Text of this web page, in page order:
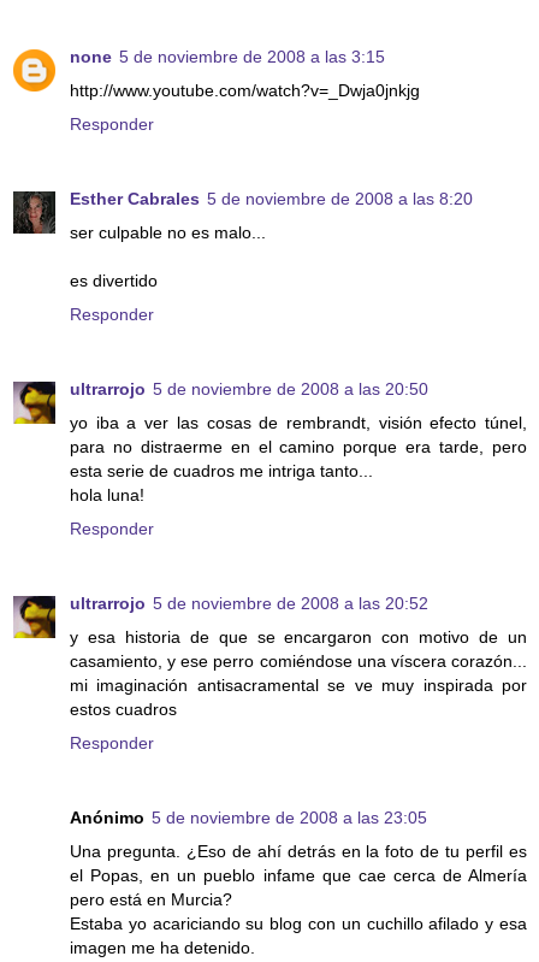
none 5 de noviembre de 2008 a las 3:15
http://www.youtube.com/watch?v=_Dwja0jnkjg
Responder
Esther Cabrales 5 de noviembre de 2008 a las 8:20
ser culpable no es malo...
es divertido
Responder
ultrarrojo 5 de noviembre de 2008 a las 20:50
yo iba a ver las cosas de rembrandt, visión efecto túnel,
para no distraerme en el camino porque era tarde, pero
esta serie de cuadros me intriga tanto...
hola luna!
Responder
ultrarrojo 5 de noviembre de 2008 a las 20:52
y esa historia de que se encargaron con motivo de un
casamiento, y ese perro comiéndose una víscera corazón...
mi imaginación antisacramental se ve muy inspirada por
estos cuadros
Responder
Anónimo 5 de noviembre de 2008 a las 23:05
Una pregunta. ¿Eso de ahí detrás en la foto de tu perfil es
el Popas, en un pueblo infame que cae cerca de Almería
pero está en Murcia?
Estaba yo acariciando su blog con un cuchillo afilado y esa
imagen me ha detenido.